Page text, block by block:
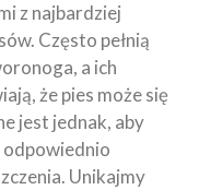
z najbardziej
Często pełnią
a ich
że pies może się
jest jednak, aby
Unikajmy